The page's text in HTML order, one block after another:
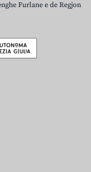
Furlane e de Regjon